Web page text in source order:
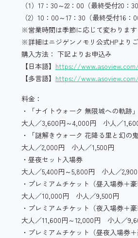
（1）17：30～22：00（最終受付20
（2）10：00～17：30（最終受付16：
※営業時間は季節に応じて変わります
※詳細はニジゲンノモリ公式HPより
購入方法： 下記よりお申込み
【日本語】 https://
【多言語】 https://
料金：
・「ナイトウォーク 無限城への軌跡
大人／3,600円～4,000円 小人／
・「謎解きウォーク 花降る里と幻の
大人／2,000円 小人／1,500円
・昼夜セット入場券
大人／5,400円～5,800円 小人／
・プレミアムチケット（昼入場券＋豪
大人／10,000円 小人／9,500円
・プレミアムチケット（夜入場券＋豪
大人／11,600円～12,000円 小人／
・プレミアムチケット（昼夜入場券＋